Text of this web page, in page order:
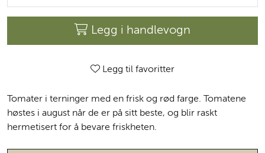
Legg i handlevogn
Legg til favoritter
Tomater i terninger med en frisk og rød farge. Tomatene
høstes i august når de er på sitt beste, og blir raskt
hermetisert for å bevare friskheten.